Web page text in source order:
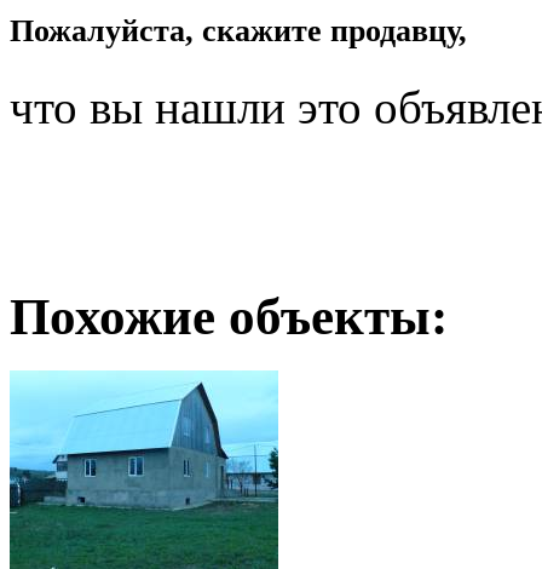
Пожалуйста, скажите продавцу,
что вы нашли это
Похожие объекты: